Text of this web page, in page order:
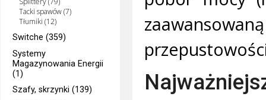
Tacki spawów (7)
Tłumiki (12)
Switche (359)
Systemy
Magazynowania Energii
(1)
Szafy, skrzynki (139)